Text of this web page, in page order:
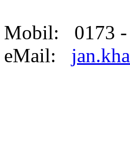
Mobil: 0173 -
eMail: